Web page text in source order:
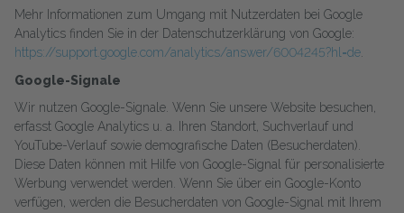
Mehr Informationen zum Umgang mit Nutzerdaten bei Google
Analytics finden Sie in der Datenschutzerklärung von Google:
https://support.google.com/analytics/answer/6004245?hl=de
Google-Signale
Wir nutzen Google-Signale. Wenn Sie unsere Website besuchen,
erfasst Google Analytics u. a. Ihren Standort, Suchverlauf und
YouTube-Verlauf sowie demografische Daten (Besucherdaten).
Diese Daten können mit Hilfe von Google-Signal für personalisierte
Werbung verwendet werden. Wenn Sie über ein Google-Konto
verfügen, werden die Besucherdaten von Google-Signal mit Ihrem